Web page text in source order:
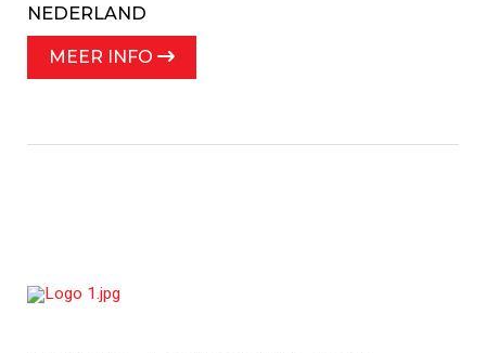
NEDERLAND
MEER INFO